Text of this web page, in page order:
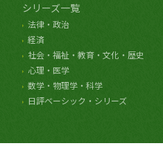
シリーズ一覧
法律・政治
経済
社会・福祉・教育・文化・歴史
心理・医学
数学・物理学・科学
日評ベーシック・シリーズ